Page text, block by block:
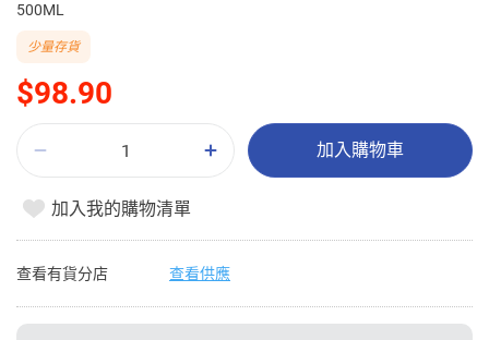
500ML
$98.90
少量存貨
加入購物車
加入我的購物清單
查看有貨分店 查看供應